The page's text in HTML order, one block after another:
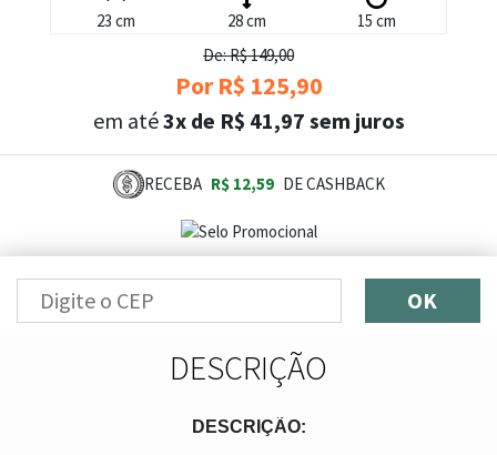
23 cm 28 cm
15 cm
De: R$ 149,00
Por R$ 125,90
em até3x de R$ 41,97 sem juros
RECEBA R$ 12,59 DE CASHBACK
OK
DESCRIÇÃO
DESCRIÇÃO: